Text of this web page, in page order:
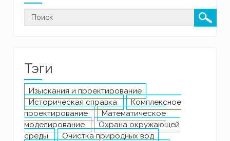
Тэги
Изыскания и проектирование
Историческая справка
Комплексное
проектирование
Математическое
моделирование
Охрана окружающей
среды
Очистка природных вод